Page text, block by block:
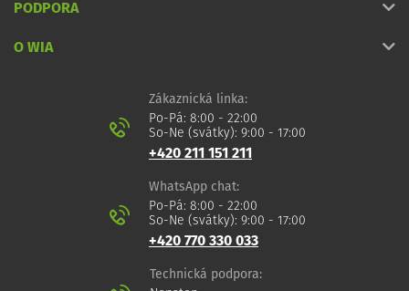
PODPORA
O WIA
Zákaznická linka:
Po-Pá: 8:00 - 22:00
So-Ne (svátky): 9:00 - 17:00
+420 211 151 211
WhatsApp chat:
Po-Pá: 8:00 - 22:00
So-Ne (svátky): 9:00 - 17:00
+420 770 330 033
Technická podpora: